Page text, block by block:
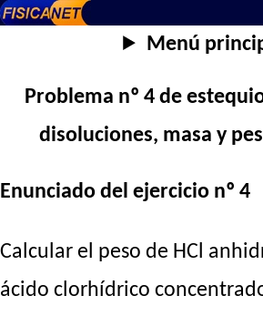
Menú
Problema nº 4 de
disoluciones, masa y
Enunciado del ejercicio nº 4
Calcular el peso de HCl
ácido clorhídrico